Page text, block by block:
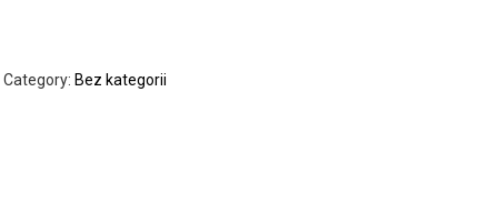
Category: Bez kategorii